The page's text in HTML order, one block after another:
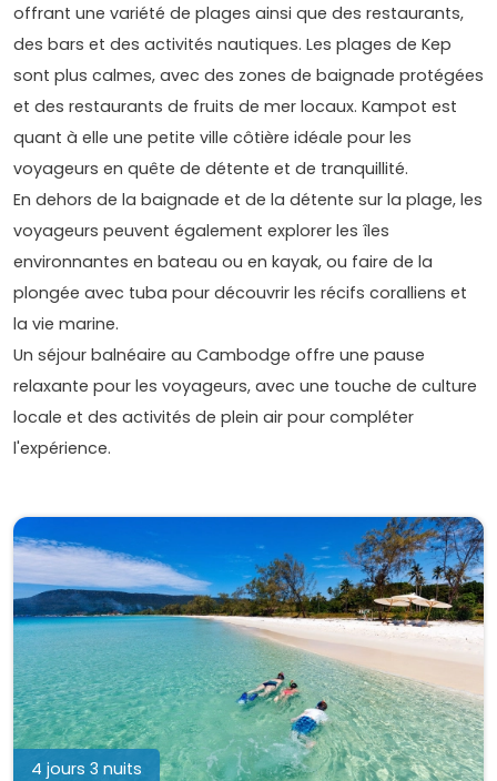
offrant une variété de plages ainsi que des restaurants,
des bars et des activités nautiques. Les plages de Kep
sont plus calmes, avec des zones de baignade protégées
et des restaurants de fruits de mer locaux. Kampot est
quant à elle une petite ville côtière idéale pour les
voyageurs en quête de détente et de tranquillité.
En dehors de la baignade et de la détente sur la plage, les
voyageurs peuvent également explorer les îles
environnantes en bateau ou en kayak, ou faire de la
plongée avec tuba pour découvrir les récifs coralliens et
la vie marine.
Un séjour balnéaire au Cambodge offre une pause
relaxante pour les voyageurs, avec une touche de culture
locale et des activités de plein air pour compléter
l'expérience.
4 jours 3 nuits